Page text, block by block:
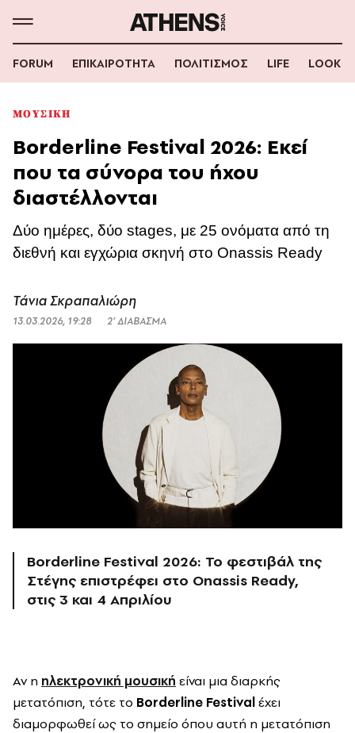
FORUM ΕΠΙΚΑΙΡΟΤΗΤΑ ΠΟΛΙΤΙΣΜΟΣ LIFE LOOK
ΜΟΥΣΙΚΗ
Borderline Festival 2026: Εκεί
που τα σύνορα του ήχου
διαστέλλονται
Δύο ημέρες, δύο stages, με 25 ονόματα από τη
διεθνή και εγχώρια σκηνή στο Onassis Ready
Τάνια Σκραπαλιώρη
13.03.2026, 19:28 2’ ΔΙΑΒΑΣΜΑ
Borderline Festival 2026: Το φεστιβάλ της
Στέγης επιστρέφει στο Onassis Ready,
στις 3 και 4 Απριλίου
Αν η ηλεκτρονική μουσική είναι μια διαρκής
μετατόπιση, τότε το Borderline Festivalέχει
διαμορφωθεί ως το σημείο όπου αυτή η μετατόπιση